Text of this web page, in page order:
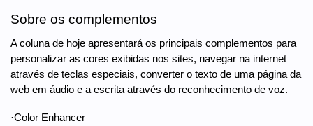
Sobre os complementos
A coluna de hoje apresentará os principais complementos para
personalizar as cores exibidas nos sites, navegar na internet
através de teclas especiais, converter o texto de uma página da
web em áudio e a escrita através do reconhecimento de voz.
·Color Enhancer